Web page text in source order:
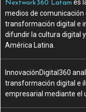
Nextwork360 Latam es
medios de
transformación digital e
difundir la cultura digital
América Latina.
InnovaciónDigital360
transformación digital e
empresarial mediante el